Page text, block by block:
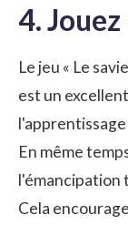
4. Jouez
Le jeu « Le
est un
En même
l'émancipation
Cela